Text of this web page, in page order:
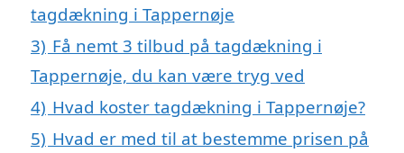
tagdækning i Tappernøje
3) Få nemt 3 tilbud på tagdækning i
Tappernøje, du kan være tryg ved
4) Hvad koster tagdækning i Tappernøje?
5) Hvad er med til at bestemme prisen på